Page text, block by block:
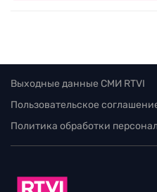
Выходные данные СМИ RTVI
Пользовательское
Политика обработки